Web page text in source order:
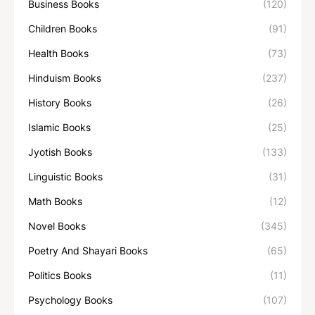
Business Books (120)
Children Books (91)
Health Books (73)
Hinduism Books (237)
History Books (26)
Islamic Books (25)
Jyotish Books (133)
Linguistic Books (31)
Math Books (12)
Novel Books (345)
Poetry And Shayari Books (65)
Politics Books (11)
Psychology Books (107)